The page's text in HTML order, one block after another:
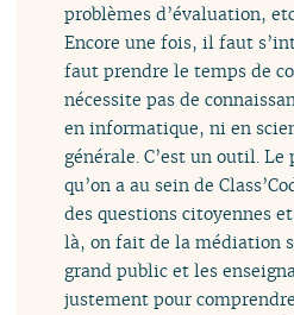
problèmes d’évaluation,
Encore une fois, il faut
faut prendre le temps de
nécessite pas de
en informatique, ni en
générale. C’est un outil.
qu’on a au sein de
des questions citoyennes
là, on fait de la médiation
grand public et les
justement pour